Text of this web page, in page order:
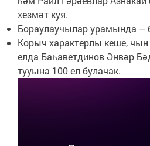
хезмәт куя.
Бораулаучылар урамында –
Корыч характерлы кеше,
елда Баһаветдинов Әнвәр
тууына 100 ел булачак.